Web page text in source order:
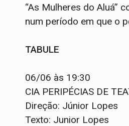
“As Mulheres do Aluá”
num período em que o
TABULE
06/06 às 19:30
CIA PERIPÉCIAS DE
Direção: Júnior Lopes
Texto: Junior Lopes